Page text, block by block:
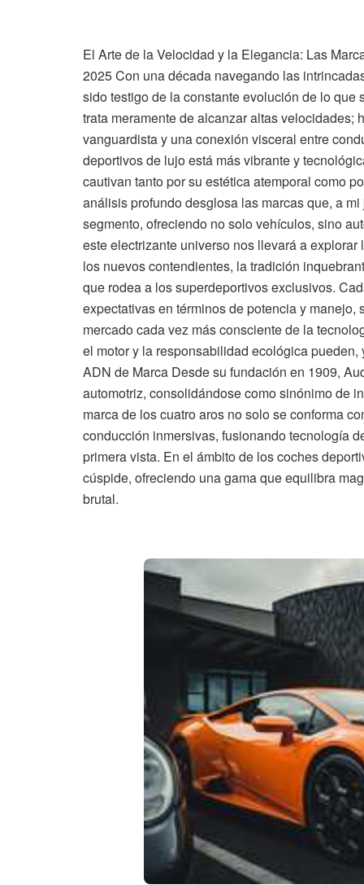
El Arte de la Velocidad y la Elegancia: Las
2025 Con una década navegando las
sido testigo de la constante evolución de lo
trata meramente de alcanzar altas
vanguardista y una conexión visceral entre
deportivos de lujo está más vibrante y
cautivan tanto por su estética atemporal como
análisis profundo desglosa las marcas que, a
segmento, ofreciendo no solo vehículos, sino
este electrizante universo nos llevará a
los nuevos contendientes, la tradición
que rodea a los superdeportivos exclusivos.
expectativas en términos de potencia y
mercado cada vez más consciente de la
el motor y la responsabilidad ecológica
ADN de Marca Desde su fundación en 1909,
automotriz, consolidándose como sinónimo de
marca de los cuatro aros no solo se conforma
conducción inmersivas, fusionando tecnología
primera vista. En el ámbito de los coches
cúspide, ofreciendo una gama que equilibra
brutal.